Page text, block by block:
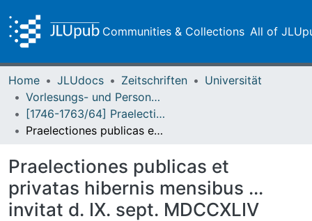
Communities & Collections All of
Home JLUdocs Zeitschriften
Universität
Vorlesungs- und Personalverzeichnis / Justus-Liebig-Universität Gießen
[1746-1763/64] Praelectiones/Lectiones publicas et privatas / Academia Ludoviciana
Praelectiones publicas et privatas hibernis mensibus ... invitat d. IX. sept. MDCCXLIV
Praelectiones publicas et
privatas hibernis mensibus ...
invitat d. IX. sept. MDCCXLIV